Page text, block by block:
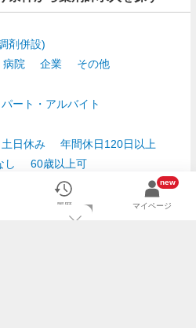
剤併設)
病院 企業
その他
パート・アルバイト
土日休み
年間休日120日以上
し
60歳以上可
履歴
new
マイページ